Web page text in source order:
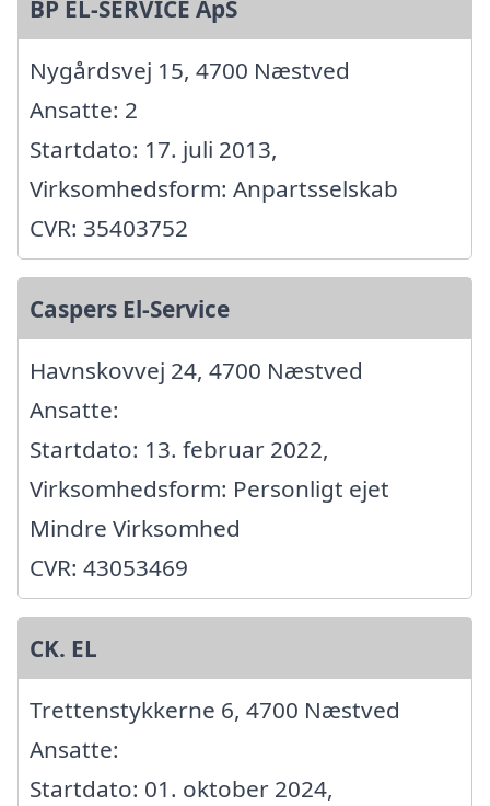
BP EL-SERVICE ApS
Nygårdsvej 15, 4700 Næstved
Ansatte: 2
Startdato: 17. juli 2013,
Virksomhedsform: Anpartsselskab
CVR: 35403752
Caspers El-Service
Havnskovvej 24, 4700 Næstved
Ansatte:
Startdato: 13. februar 2022,
Virksomhedsform: Personligt ejet
Mindre Virksomhed
CVR: 43053469
CK. EL
Trettenstykkerne 6, 4700 Næstved
Ansatte:
Startdato: 01. oktober 2024,